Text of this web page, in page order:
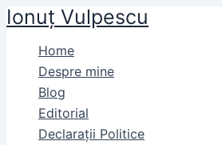
Skip
content
Ionuț Vulpescu
Home
Despre mine
Blog
Editorial
Declarații Politice